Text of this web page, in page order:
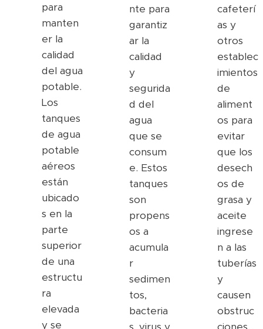
para
manten
er la
calidad
del agua
potable.
Los
tanques
de agua
potable
aéreos
están
ubicado
s en la
parte
superior
de una
estructu
ra
elevada
y se
nte para
garantiz
ar la
calidad
y
segurida
d del
agua
que se
consum
e. Estos
tanques
son
propens
os a
acumula
r
sedimen
tos,
bacteria
cafeterí
as y
otros
establec
imientos
de
aliment
os para
evitar
que los
desech
os de
grasa y
aceite
ingrese
n a las
tuberías
y
causen
obstruc